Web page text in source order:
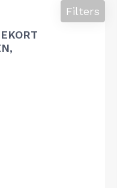
Filters